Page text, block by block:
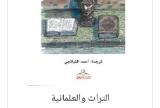
التراث والعلمانية